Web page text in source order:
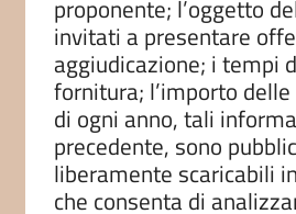
proponente; l’oggetto
invitati a presentare
aggiudicazione; i tempi
fornitura; l’importo
di ogni anno, tali
precedente, sono
liberamente scaricabili
che consenta di